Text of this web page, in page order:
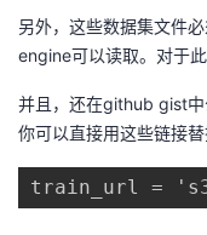
另外，这些数据集文件
engine可以读取。对于
并且，还在github gist中
你可以直接用这些链接替
train_url =